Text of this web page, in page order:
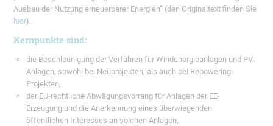
Ausbau der Nutzung erneuerbarer Energien“ (den Originaltext finden Sie
hier).
Kernpunkte sind:
die Beschleunigung der Verfahren für Windenergieanlagen und PV-
Anlagen, sowohl bei Neuprojekten, als auch bei Repowering-
Projekten,
der EU-rechtliche Abwägungsvorrang für Anlagen der EE-
Erzeugung und die Anerkennung eines überwiegenden
öffentlichen Interesses an solchen Anlagen,